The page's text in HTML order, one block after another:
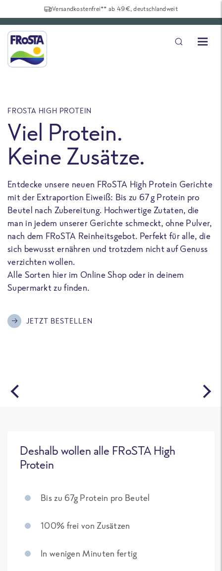
Versandkostenfrei** ab 49€, deutschlandweit
FROSTA HIGH PROTEIN
Viel Protein.
Keine Zusätze.
Entdecke unsere neuen FRoSTA High Protein Gerichte
mit der Extraportion Eiweiß: Bis zu 67 g Protein pro
Beutel nach Zubereitung. Hochwertige Zutaten, die
man in jedem unserer Gerichte schmeckt, ohne Pulver,
nach dem FRoSTA Reinheitsgebot. Perfekt für alle, die
sich bewusst ernähren und trotzdem nicht auf Genuss
verzichten wollen.
Alle Sorten hier im Online Shop oder in deinem
Supermarkt zu finden.
JETZT BESTELLEN
Deshalb wollen alle FRoSTA High
Protein
Bis zu 67g Protein pro Beutel
100% frei von Zusätzen
In wenigen Minuten fertig